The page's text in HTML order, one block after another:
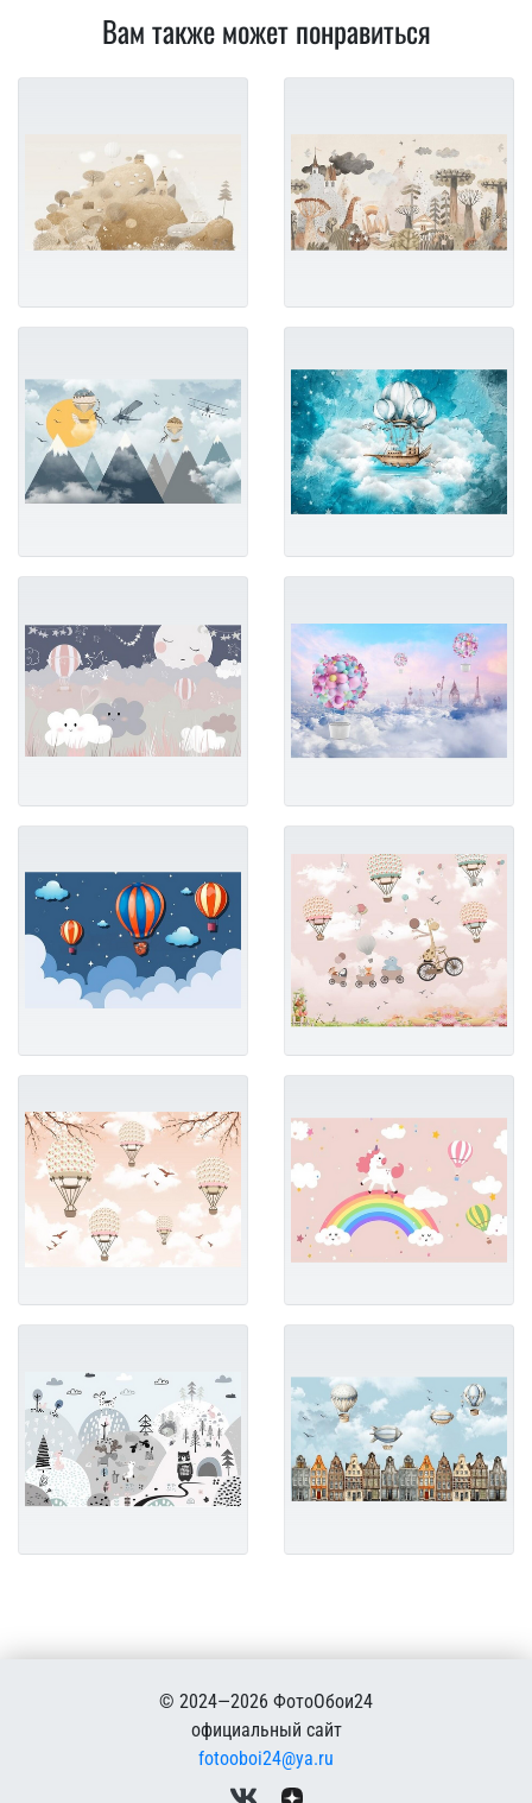
Вам также может понравиться
© 2024—2026 ФотоОбои24
официальный сайт
fotooboi24@ya.ru